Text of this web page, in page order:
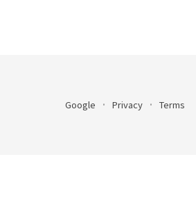
Google Privacy Terms